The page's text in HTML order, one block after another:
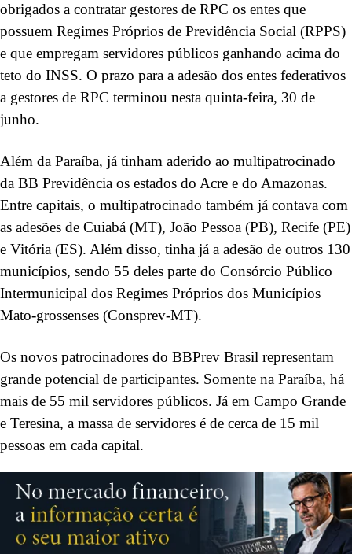
obrigados a contratar gestores de RPC os entes que
possuem Regimes Próprios de Previdência Social (RPPS)
e que empregam servidores públicos ganhando acima do
teto do INSS. O prazo para a adesão dos entes federativos
a gestores de RPC terminou nesta quinta-feira, 30 de
junho.
Além da Paraíba, já tinham aderido ao multipatrocinado
da BB Previdência os estados do Acre e do Amazonas.
Entre capitais, o multipatrocinado também já contava com
as adesões de Cuiabá (MT), João Pessoa (PB), Recife (PE)
e Vitória (ES). Além disso, tinha já a adesão de outros 130
municípios, sendo 55 deles parte do Consórcio Público
Intermunicipal dos Regimes Próprios dos Municípios
Mato-grossenses (Consprev-MT).
Os novos patrocinadores do BBPrev Brasil representam
grande potencial de participantes. Somente na Paraíba, há
mais de 55 mil servidores públicos. Já em Campo Grande
e Teresina, a massa de servidores é de cerca de 15 mil
pessoas em cada capital.